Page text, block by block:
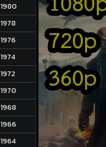
1980
1978
1976
1974
1972
1970
1968
1966
1964